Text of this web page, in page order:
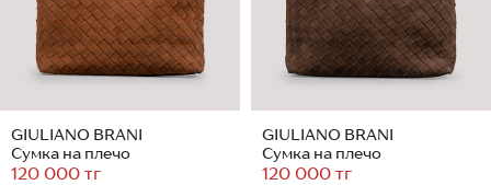
GIULIANO BRANI
Сумка на плечо
120 000 тг
GIULIANO BRANI
Сумка на плечо
120 000 тг